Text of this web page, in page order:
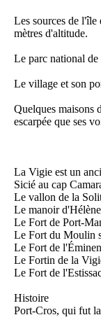
Les sources de l'île
mètres d'altitude.
Le parc national de
Le village et son
Quelques maisons
escarpée que ses
La Vigie est un
Sicié au cap
Le vallon de la
Le manoir
Le Fort de Port-
Le Fort du Moulin
Le Fort de
Le Fortin de la
Le Fort de
Histoire
Port-Cros, qui fut